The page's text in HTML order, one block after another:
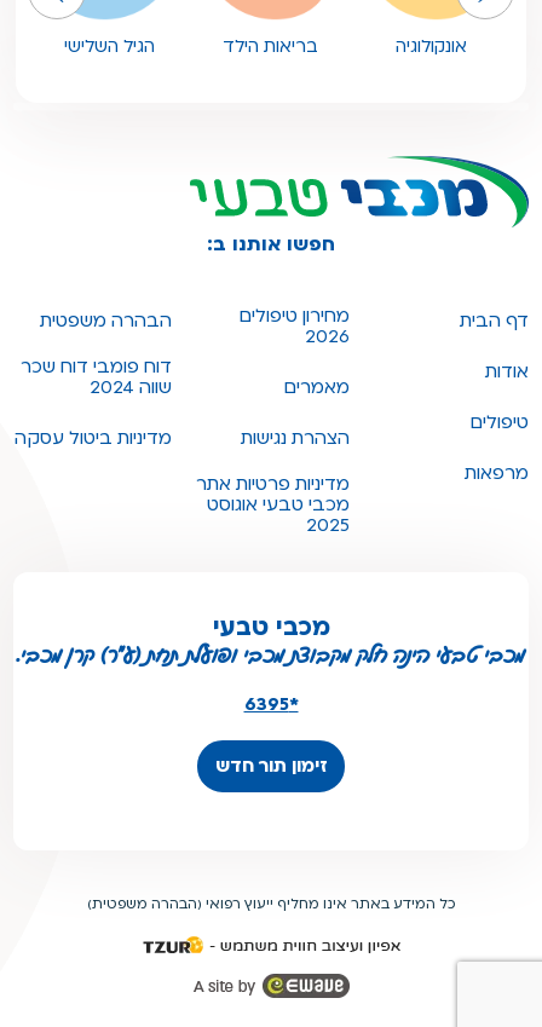
אונקולוגיה בריאות הילד הגיל השלישי
חפשו אותנו ב:
דף הבית
אודות
טיפולים
מרפאות
מחירון טיפולים
2026
מאמרים
הצהרת נגישות
מדיניות פרטיות אתר
מכבי טבעי אוגוסט
2025
הבהרה משפטית
דוח פומבי דוח שכר
שווה 2024
מדיניות ביטול עסקה
מכבי טבעי
מכבי טבעי הינה חלק מקבוצת מכבי ופועלת תחת (ע"ר) קרן מכבי.
*6395
זימון תור חדש
כל המידע באתר אינו מחליף ייעוץ רפואי (הבהרה משפטית)